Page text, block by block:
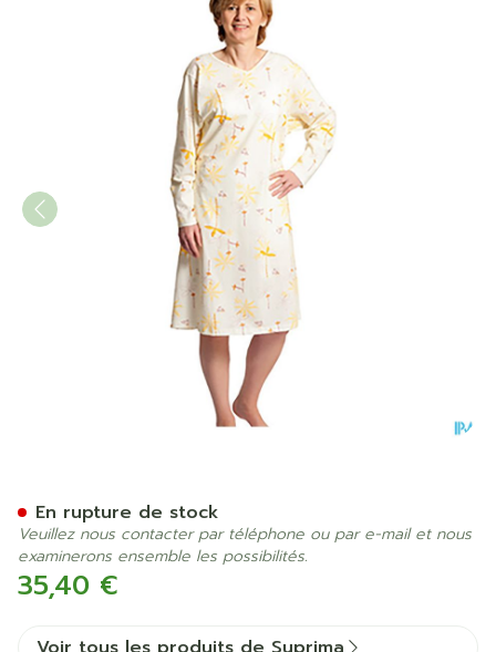
35,40 €
En rupture de stock
Veuillez nous contacter par téléphone ou par e-mail et nous
examinerons ensemble les possibilités.